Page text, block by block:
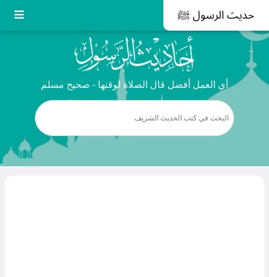
حديث الرسول ﷺ
أي العمل أفضل قال الصلاة لوقتها - صحيح مسلم